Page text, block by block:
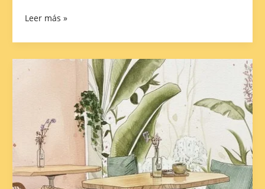
Leer más »